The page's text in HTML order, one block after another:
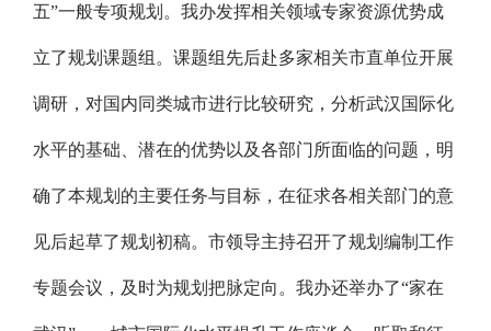
五”一般专项规划。我办发挥相关领域专家资源优势成
立了规划课题组。课题组先后赴多家相关市直单位开展
调研，对国内同类城市进行比较研究，分析武汉国际化
水平的基础、潜在的优势以及各部门所面临的问题，明
确了本规划的主要任务与目标，在征求各相关部门的意
见后起草了规划初稿。市领导主持召开了规划编制工作
专题会议，及时为规划把脉定向。我办还举办了“家在